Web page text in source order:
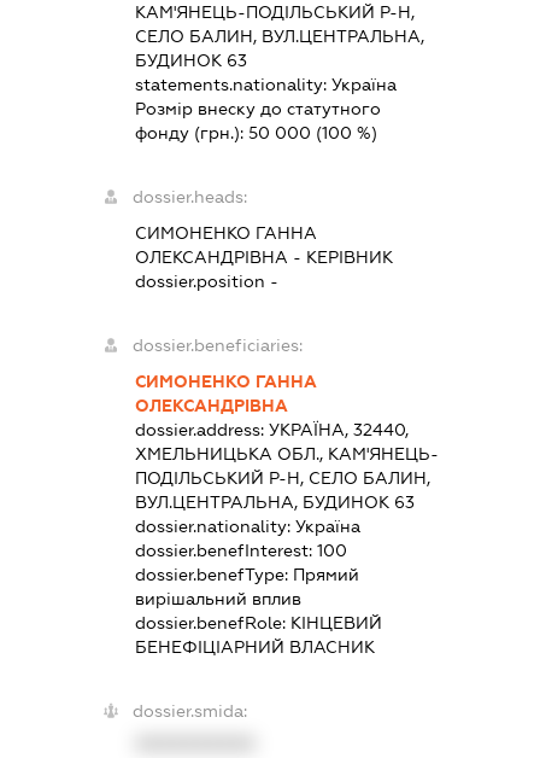
КАМ'ЯНЕЦЬ-ПОДІЛЬСЬКИЙ Р-Н,
СЕЛО БАЛИН, ВУЛ.ЦЕНТРАЛЬНА,
БУДИНОК 63
statements.nationality: Україна
Розмір внеску до статутного
фонду (грн.): 50 000 (100 %)
dossier.heads:
СИМОНЕНКО ГАННА
ОЛЕКСАНДРІВНА - КЕРІВНИК
dossier.position -
dossier.beneficiaries:
СИМОНЕНКО ГАННА
ОЛЕКСАНДРІВНА
dossier.address: УКРАЇНА, 32440,
ХМЕЛЬНИЦЬКА ОБЛ., КАМ'ЯНЕЦЬ-
ПОДІЛЬСЬКИЙ Р-Н, СЕЛО БАЛИН,
ВУЛ.ЦЕНТРАЛЬНА, БУДИНОК 63
dossier.nationality: Україна
dossier.benefInterest: 100
dossier.benefType: Прямий
вирішальний вплив
dossier.benefRole: КІНЦЕВИЙ
БЕНЕФІЦІАРНИЙ ВЛАСНИК
dossier.smida: